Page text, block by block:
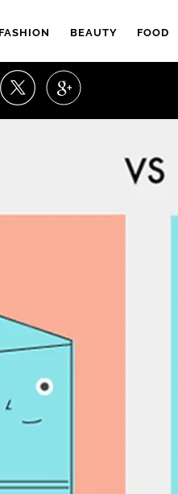
FASHION BEAUTY FOOD